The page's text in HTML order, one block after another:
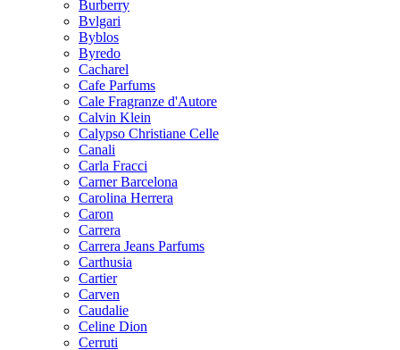
Burberry
Bvlgari
Byblos
Byredo
Cacharel
Cafe Parfums
Cale Fragranze d'Autore
Calvin Klein
Calypso Christiane Celle
Canali
Carla Fracci
Carner Barcelona
Carolina Herrera
Caron
Carrera
Carrera Jeans Parfums
Carthusia
Cartier
Carven
Caudalie
Celine Dion
Cerruti